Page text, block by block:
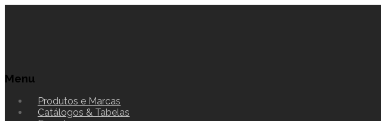
Menu
Produtos e Marcas
Catálogos & Tabelas